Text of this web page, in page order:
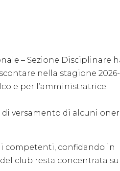
– Sezione Disciplinare
nella stagione 2026-
e per l’amministratrice
versamento di alcuni
competenti, confidando in
club resta concentrata sul